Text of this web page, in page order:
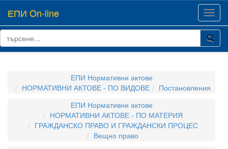
ЕПИ On-line
ЕПИ Нормативни актове
НОРМАТИВНИ АКТОВЕ - ПО ВИДОВЕ
Постановления
ЕПИ Нормативни актове
НОРМАТИВНИ АКТОВЕ - ПО МАТЕРИЯ
ГРАЖДАНСКО ПРАВО И ГРАЖДАНСКИ ПРОЦЕС
Вещно право